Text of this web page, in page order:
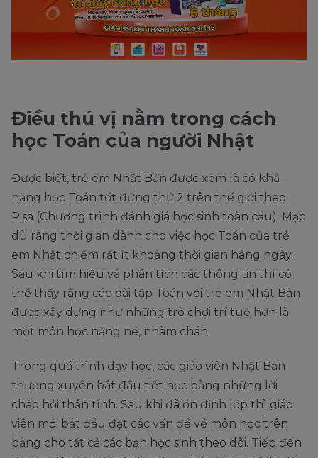
Điều thú vị nằm trong cách
học Toán của người Nhật
Được biết, trẻ em Nhật Bản được xem là có khả
năng học Toán tốt đứng thứ 2 trên thế giới theo
Pisa (Chương trình đánh giá học sinh toàn cầu). Mặc
dù rằng thời gian dành cho việc học Toán của trẻ
em Nhật chiếm rất ít khoảng thời gian hàng ngày.
Sau khi tìm hiểu và phân tích các thông tin thì có
thể thấy rằng các bài tập Toán với trẻ em Nhật Bản
được xây dựng như những trò chơi trí tuệ hơn là
một môn học nặng nề, nhàm chán.
Trong quá trình dạy học, các giáo viên Nhật Bản
thường xuyên bắt đầu tiết học bằng những lời
chào hỏi thân tình. Sau khi đã ổn định lớp thì giáo
viên mới bắt đầu đặt các vấn đề về môn học trên
bảng cho tất cả các bạn học sinh theo dõi. Tiếp đến